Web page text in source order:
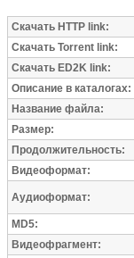
Скачать HTTP link:
Скачать Torrent link:
Скачать ED2K link:
Описание в каталогах:
Название файла:
Размер:
Продолжительность:
Видеоформат:
Аудиоформат:
MD5:
Видеофрагмент: